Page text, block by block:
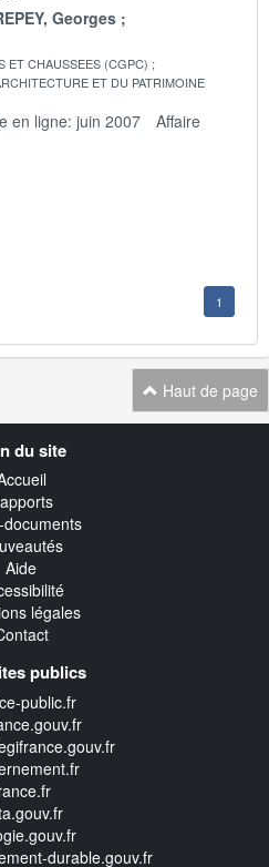
Georges
ET CHAUSSEES (CGPC)
ET DU PATRIMOINE
en ligne: juin 2007
Affaire
1
Haut de page
du site
documents
Aide
légales
publics
public.fr
durable.gouv.fr